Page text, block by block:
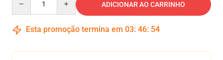
ADICIONAR AO CARRINHO
Esta promoção termina em 03: 46: 54